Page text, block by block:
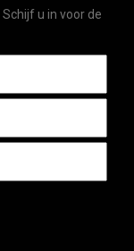
u in voor de